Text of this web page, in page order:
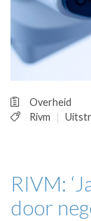
Overheid
Rivm
RIVM:
door